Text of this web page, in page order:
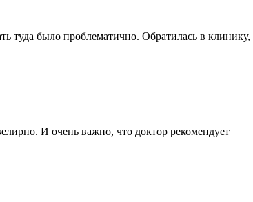
туда было проблематично. Обратилась в клинику,
И очень важно, что доктор рекомендует